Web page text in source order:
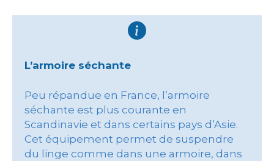
L’armoire séchante
Peu répandue en France, l’armoire
séchante est plus courante en
Scandinavie et dans certains pays d’Asie.
Cet équipement permet de suspendre
du linge comme dans une armoire, dans